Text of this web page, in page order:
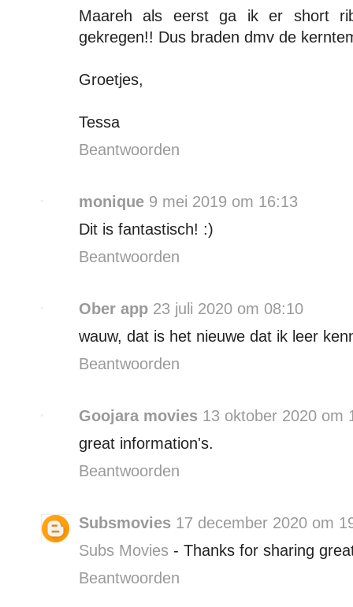
Maareh als eerst ga ik er short
gekregen!! Dus braden dmv de
Groetjes,
Tessa
Beantwoorden
monique 9 mei 2019 om 16:13
Dit is fantastisch! :)
Beantwoorden
Ober app 23 juli 2020 om 08:10
wauw, dat is het nieuwe dat ik leer
Beantwoorden
Goojara movies 13 oktober 2020 om
great information's.
Beantwoorden
Subsmovies 17 december 2020 om
Subs Movies - Thanks for sharing
Beantwoorden